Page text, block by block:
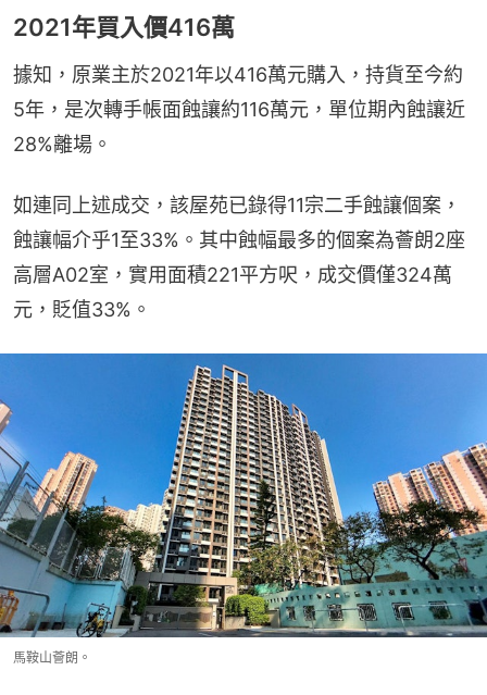
2021年買入價416萬
據知，原業主於2021年以416萬元購入，持貨至今約
5年，是次轉手帳面蝕讓約116萬元，單位期內蝕讓近
28%離場。
如連同上述成交，該屋苑已錄得11宗二手蝕讓個案，
蝕讓幅介乎1至33%。其中蝕幅最多的個案為薈朗2座
高層A02室，實用面積221平方呎，成交價僅324萬
元，貶值33%。
馬鞍山薈朗。